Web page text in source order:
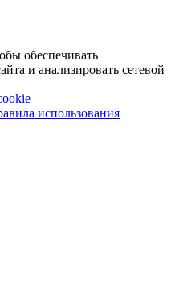
обеспечивать
и анализировать сетевой
использования